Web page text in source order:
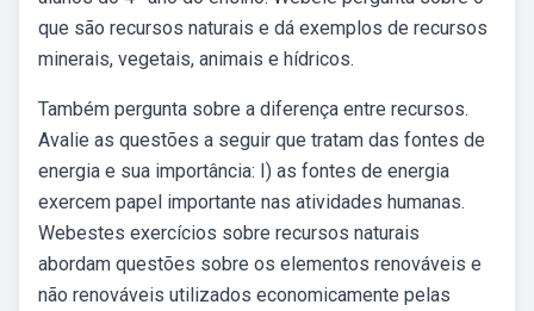
que são recursos naturais e dá exemplos de recursos
minerais, vegetais, animais e hídricos.
Também pergunta sobre a diferença entre recursos.
Avalie as questões a seguir que tratam das fontes de
energia e sua importância: I) as fontes de energia
exercem papel importante nas atividades humanas.
Webestes exercícios sobre recursos naturais
abordam questões sobre os elementos renováveis e
não renováveis utilizados economicamente pelas